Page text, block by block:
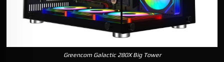
Greencom Galactic 280X Big Tower